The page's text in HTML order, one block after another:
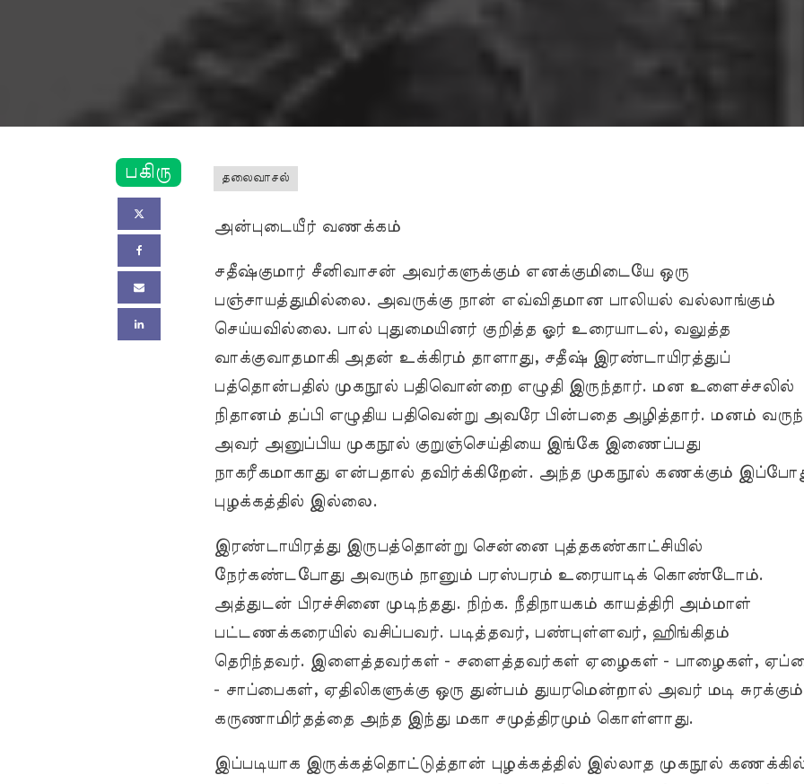
பகிரு தலைவாசல்
அன்புடையீர் வணக்கம்
சதீஷ்குமார் சீனிவாசன் அவர்களுக்கும் எனக்குமிடையே ஒரு
பஞ்சாயத்துமில்லை. அவருக்கு நான் எவ்விதமான பாலியல் வல்லாங்கும்
செய்யவில்லை. பால் புதுமையினர் குறித்த ஓர் உரையாடல், வலுத்த
வாக்குவாதமாகி அதன் உக்கிரம் தாளாது, சதீஷ் இரண்டாயிரத்துப்
பத்தொன்பதில் முகநூல் பதிவொன்றை எழுதி இருந்தார். மன உளைச்சலில்
நிதானம் தப்பி எழுதிய பதிவென்று அவரே பின்பதை அழித்தார். மனம்
அவர் அனுப்பிய முகநூல் குறுஞ்செய்தியை இங்கே இணைப்பது
நாகரீகமாகாது என்பதால் தவிர்க்கிறேன். அந்த முகநூல் கணக்கும்
புழக்கத்தில் இல்லை.
இரண்டாயிரத்து இருபத்தொன்று சென்னை புத்தகண்காட்சியில்
நேர்கண்டபோது அவரும் நானும் பரஸ்பரம் உரையாடிக் கொண்டோம்.
அத்துடன் பிரச்சினை முடிந்தது. நிற்க. நீதிநாயகம் காயத்திரி அம்மாள்
பட்டணக்கரையில் வசிப்பவர். படித்தவர், பண்புள்ளவர், ஹிங்கிதம்
தெரிந்தவர். இளைத்தவர்கள் - சளைத்தவர்கள் ஏழைகள் - பாழைகள்,
- சாப்பைகள், ஏதிலிகளுக்கு ஒரு துன்பம் துயரமென்றால் அவர் மடி சுரக்கும்
கருணாமிர்தத்தை அந்த இந்து மகா சமுத்திரமும் கொள்ளாது.
இப்படியாக இருக்கத்தொட்டுத்தான் புழக்கத்தில் இல்லாத முகநூல்